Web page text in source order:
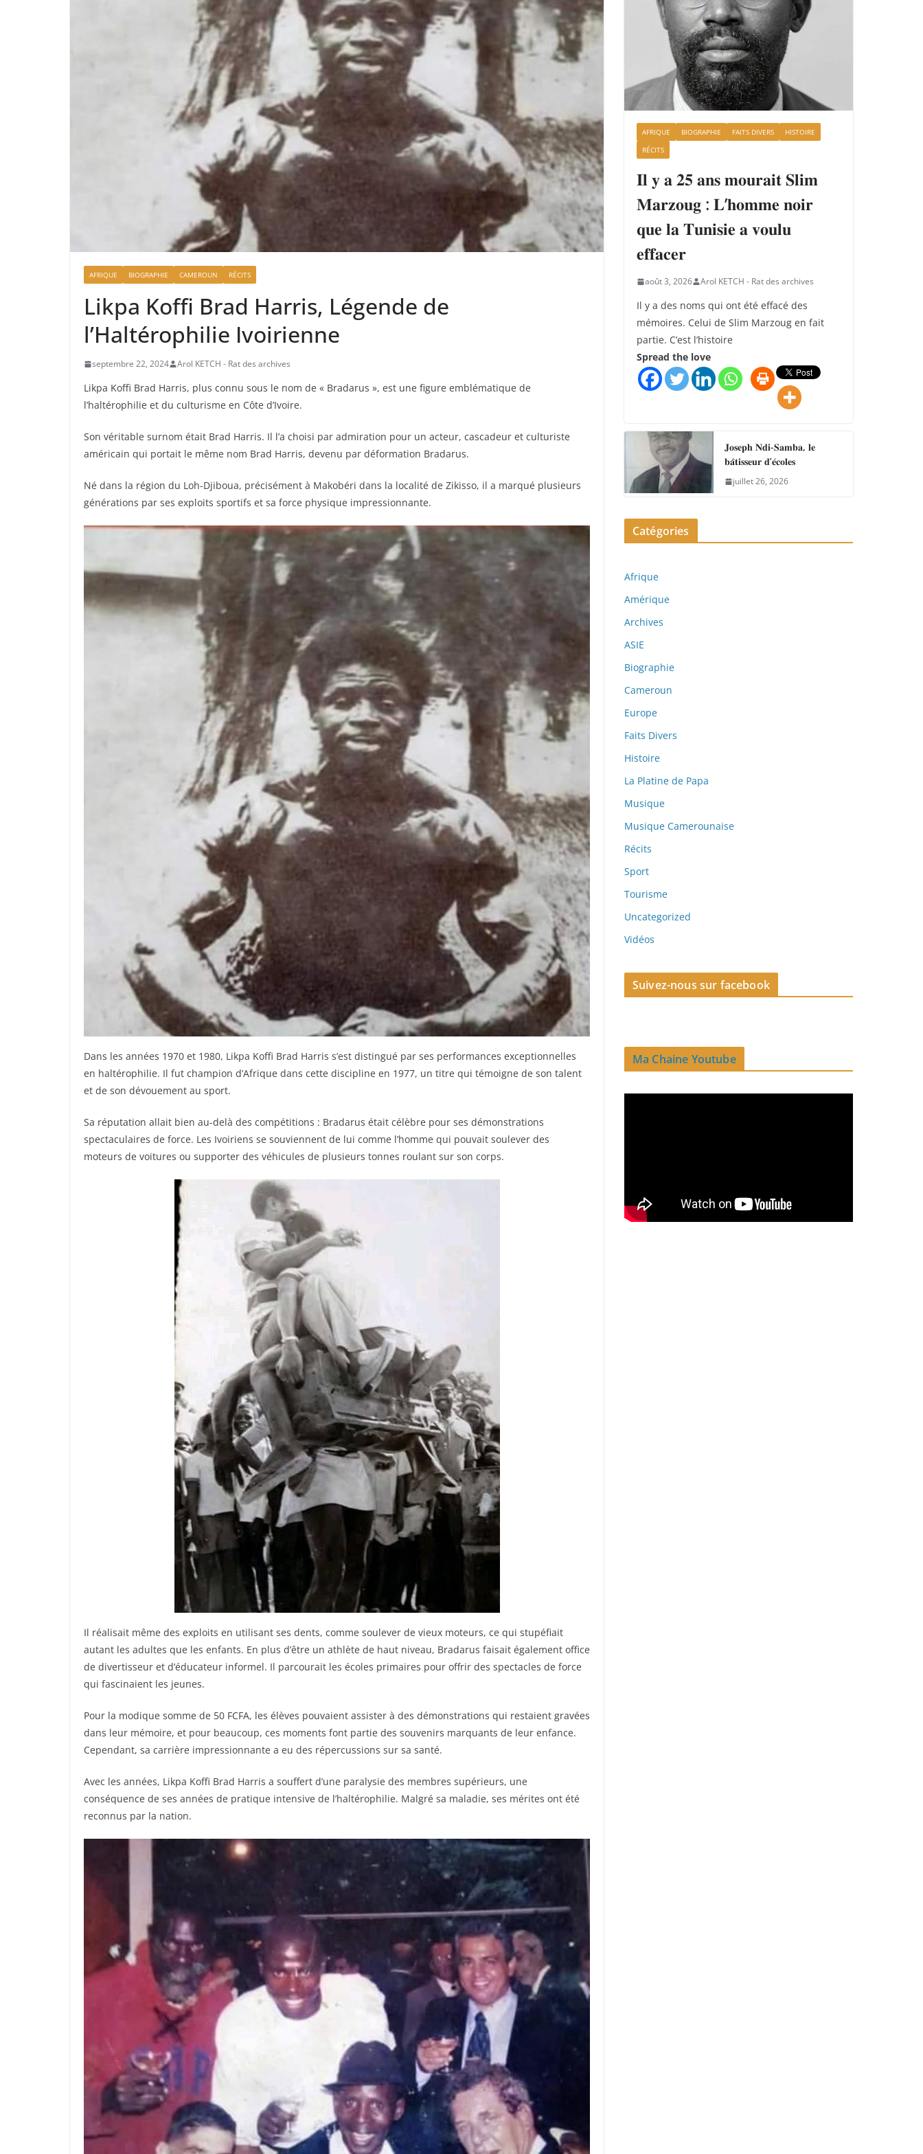
AFRIQUE BIOGRAPHIE CAMEROUN RÉCITS
Likpa Koffi Brad Harris, Légende de
l’Haltérophilie Ivoirienne
septembre 22, 2024 Arol KETCH - Rat des archives
Likpa Koffi Brad Harris, plus connu sous le nom de « Bradarus », est une figure emblématique de
l’haltérophilie et du culturisme en Côte d’Ivoire.
Son véritable surnom était Brad Harris. Il l’a choisi par admiration pour un acteur, cascadeur et culturiste
américain qui portait le même nom Brad Harris, devenu par déformation Bradarus.
Né dans la région du Loh-Djiboua, précisément à Makobéri dans la localité de Zikisso, il a marqué plusieurs
générations par ses exploits sportifs et sa force physique impressionnante.
Dans les années 1970 et 1980, Likpa Koffi Brad Harris s’est distingué par ses performances exceptionnelles
en haltérophilie. Il fut champion d’Afrique dans cette discipline en 1977, un titre qui témoigne de son talent
et de son dévouement au sport.
Sa réputation allait bien au-delà des compétitions : Bradarus était célèbre pour ses démonstrations
spectaculaires de force. Les Ivoiriens se souviennent de lui comme l’homme qui pouvait soulever des
moteurs de voitures ou supporter des véhicules de plusieurs tonnes roulant sur son corps.
Il réalisait même des exploits en utilisant ses dents, comme soulever de vieux moteurs, ce qui stupéfiait
autant les adultes que les enfants. En plus d’être un athlète de haut niveau, Bradarus faisait également office
de divertisseur et d’éducateur informel. Il parcourait les écoles primaires pour offrir des spectacles de force
qui fascinaient les jeunes.
Pour la modique somme de 50 FCFA, les élèves pouvaient assister à des démonstrations qui restaient gravées
dans leur mémoire, et pour beaucoup, ces moments font partie des souvenirs marquants de leur enfance.
Cependant, sa carrière impressionnante a eu des répercussions sur sa santé.
Avec les années, Likpa Koffi Brad Harris a souffert d’une paralysie des membres supérieurs, une
conséquence de ses années de pratique intensive de l’haltérophilie. Malgré sa maladie, ses mérites ont été
reconnus par la nation.
AFRIQUE BIOGRAPHIE FAITS DIVERS
HISTOIRE
RÉCITS
𝐈𝐥 𝐲 𝐚 𝟐𝟓 𝐚𝐧𝐬 𝐦𝐨𝐮𝐫𝐚𝐢𝐭 𝐒𝐥𝐢𝐦
𝐌𝐚𝐫𝐳𝐨𝐮𝐠 : 𝐋’𝐡𝐨𝐦𝐦𝐞 𝐧𝐨𝐢𝐫
𝐪𝐮𝐞 𝐥𝐚 𝐓𝐮𝐧𝐢𝐬𝐢𝐞 𝐚 𝐯𝐨𝐮𝐥𝐮
𝐞𝐟𝐟𝐚𝐜𝐞𝐫
août 3, 2026 Arol KETCH - Rat des archives
Il y a des noms qui ont été effacé des
mémoires. Celui de Slim Marzoug en fait
partie. C’est l’histoire
Spread the love
𝐉𝐨𝐬𝐞𝐩𝐡 𝐍𝐝𝐢-𝐒𝐚𝐦𝐛𝐚, 𝐥𝐞
𝐛𝐚̂𝐭𝐢𝐬𝐬𝐞𝐮𝐫 𝐝’𝐞́𝐜𝐨𝐥𝐞𝐬
juillet 26, 2026
Catégories
Afrique
Amérique
Archives
ASIE
Biographie
Cameroun
Europe
Faits Divers
Histoire
La Platine de Papa
Musique
Musique Camerounaise
Récits
Sport
Tourisme
Uncategorized
Vidéos
Suivez-nous sur facebook
Ma Chaine Youtube